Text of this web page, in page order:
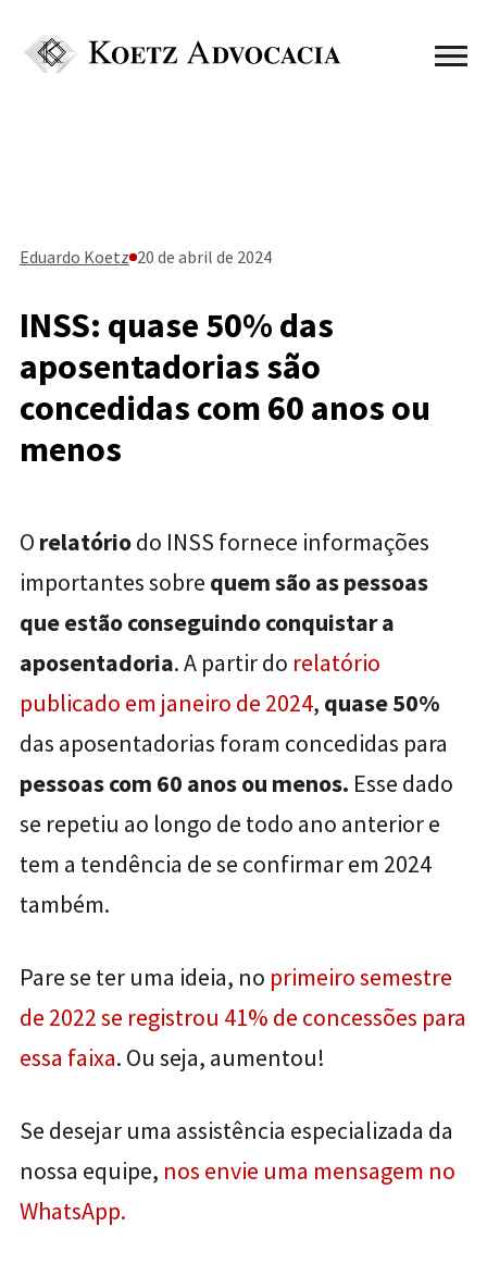
Eduardo Koetz 20 de abril de 2024
INSS: quase 50% das
aposentadorias são
concedidas com 60 anos ou
menos
O relatóriodo INSS fornece informações
importantes sobre quem são as pessoas
que estão conseguindo conquistar a
aposentadoria. A partir do relatório
publicado em janeiro de 2024, quase 50%
das aposentadorias foram concedidas para
pessoas com 60 anos ou menos. Esse dado
se repetiu ao longo de todo ano anterior e
tem a tendência de se confirmar em 2024
também.
Pare se ter uma ideia, no primeiro semestre
de 2022 se registrou 41% de concessões para
essa faixa. Ou seja, aumentou!
Se desejar uma assistência especializada da
nossa equipe, nos envie uma mensagem no
WhatsApp.